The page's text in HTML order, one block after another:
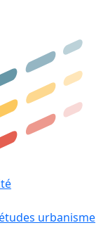
urbanisme